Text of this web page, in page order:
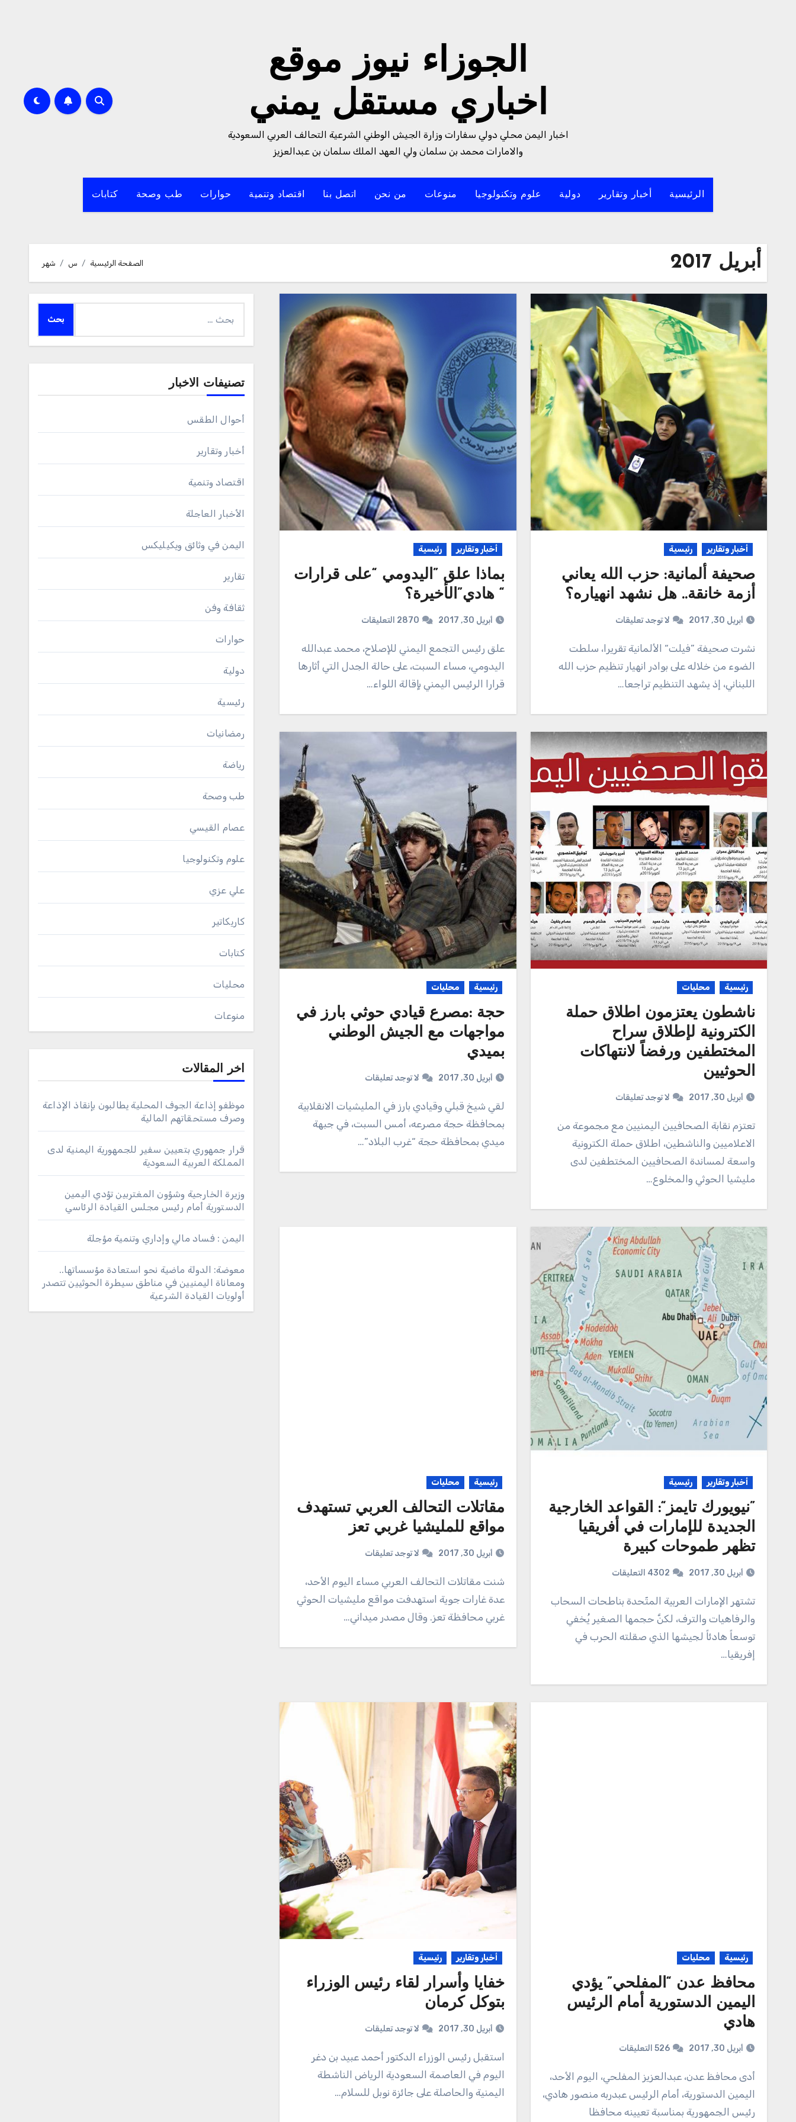
الجوزاء نيوز موقع
اخباري مستقل يمني
اخبار اليمن محلي دولي سفارات وزارة الجيش الوطني الشرعية التحالف العربي السعودية
والامارات محمد بن سلمان ولي العهد الملك سلمان بن عبدالعزيز
الرئيسية أخبار وتقارير دولية علوم وتكنولوجيا منوعات من نحن اتصل بنا اقتصاد وتنمية حوارات طب وصحة كتابات
أبريل 2017 الصفحة الرئيسية س شهر
أخبار وتقارير رئيسية
صحيفة ألمانية: حزب الله يعاني
أزمة خانقة.. هل نشهد انهياره؟
أبريل 30, 2017 لا توجد تعليقات
نشرت صحيفة ”فيلت“ الألمانية تقريرا، سلطت
الضوء من خلاله على بوادر انهيار تنظيم حزب الله
اللبناني، إذ يشهد التنظيم تراجعا…
أخبار وتقارير رئيسية
بماذا علق ”اليدومي “على قرارات
“ هادي”الأخيرة؟
أبريل 30, 2017 2870 التعليقات
علق رئيس التجمع اليمني للإصلاح، محمد عبدالله
اليدومي، مساء السبت، على حالة الجدل التي أثارها
قرارا الرئيس اليمني بإقالة اللواء…
رئيسية محليات
ناشطون يعتزمون اطلاق حملة
الكترونية لإطلاق سراح
المختطفين ورفضاً لانتهاكات
الحوثيين
أبريل 30, 2017 لا توجد تعليقات
تعتزم نقابة الصحافيين اليمنيين مع مجموعة من
الاعلاميين والناشطين، اطلاق حملة الكترونية
واسعة لمساندة الصحافيين المختطفين لدى
مليشيا الحوثي والمخلوع…
رئيسية محليات
حجة :مصرع قيادي حوثي بارز في
مواجهات مع الجيش الوطني
بميدي
أبريل 30, 2017 لا توجد تعليقات
لقي شيخ قبلي وقيادي بارز في المليشيات الانقلابية
بمحافظة حجة مصرعه، أمس السبت، في جبهة
ميدي بمحافظة حجة “غرب البلاد”…
أخبار وتقارير رئيسية
”نيويورك تايمز“: القواعد الخارجية
الجديدة للإمارات في أفريقيا
تظهر طموحات كبيرة
أبريل 30, 2017 4302 التعليقات
تشتهر الإمارات العربية المتّحدة بناطحات السحاب
والرفاهيات والترف، لكنَّ حجمها الصغير يُخفي
توسعاً هادئاً لجيشها الذي صقلته الحرب في
إفريقيا…
رئيسية محليات
مقاتلات التحالف العربي تستهدف
مواقع للمليشيا غربي تعز
أبريل 30, 2017 لا توجد تعليقات
شنت مقاتلات التحالف العربي مساء اليوم الأحد،
عدة غارات جوية استهدفت مواقع مليشيات الحوثي
غربي محافظة تعز. وقال مصدر ميداني…
رئيسية محليات
محافظ عدن “المفلحي” يؤدي
اليمين الدستورية أمام الرئيس
هادي
أبريل 30, 2017 526 التعليقات
أدى محافظ عدن، عبدالعزيز المفلحي، اليوم الأحد،
اليمين الدستورية، أمام الرئيس عبدربه منصور هادي،
رئيس الجمهورية بمناسبة تعيينه محافظا
أخبار وتقارير رئيسية
خفايا وأسرار لقاء رئيس الوزراء
بتوكل كرمان
أبريل 30, 2017 لا توجد تعليقات
اليوم في العاصمة السعودية الرياض الناشطة
اليمنية والحاصلة على جائزة نوبل للسلام…
عن:
تصنيفات الاخبار
أحوال الطقس
أخبار وتقارير
اقتصاد وتنمية
الأخبار العاجلة
اليمن في وثائق ويكيليكس
تقارير
ثقافة وفن
حوارات
دولية
رئيسية
رمضانيات
رياضة
طب وصحة
عصام القيسي
علوم وتكنولوجيا
علي عزي
كاريكاتير
كتابات
محليات
منوعات
اخر المقالات
موظفو إذاعة الجوف المحلية يطالبون بإنقاذ الإذاعة
وصرف مستحقاتهم المالية
قرار جمهوري بتعيين سفير للجمهورية اليمنية لدى
المملكة العربية السعودية
وزيرة الخارجية وشؤون المغتربين تؤدي اليمين
الدستورية أمام رئيس مجلس القيادة الرئاسي
اليمن : فساد مالي وإداري وتنمية مؤجلة
معوضة: الدولة ماضية نحو استعادة مؤسساتها..
ومعاناة اليمنيين في مناطق سيطرة الحوثيين تتصدر
أولويات القيادة الشرعية